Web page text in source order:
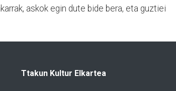
askok egin dute bide bera, eta guztiei
Ttakun Kultur Elkartea